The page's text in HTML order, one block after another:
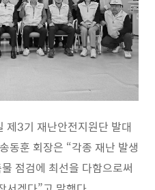
3기 재난안전지원단 발대
동훈 회장은 “각종 재난 발생
점검에 최선을 다함으로써